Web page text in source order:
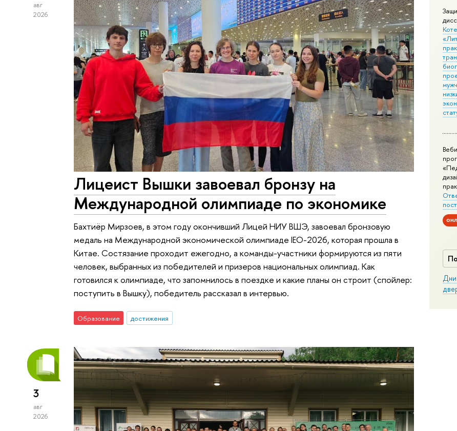
авг
2026
Лицеист Вышки завоевал бронзу на
Международной олимпиаде по экономике
Бахтиёр Мирзоев, в этом году окончивший Лицей НИУ ВШЭ, завоевал бронзовую
медаль на Международной экономической олимпиаде IEO-2026, которая прошла в
Китае. Состязание проходит ежегодно, а команды-участники формируются из пяти
человек, выбранных из победителей и призеров национальных олимпиад. Как
готовился к олимпиаде, что запомнилось в поездке и какие планы он строит (спойлер:
поступить в Вышку), победитель рассказал в интервью.
Образование достижения
3
авг
2026